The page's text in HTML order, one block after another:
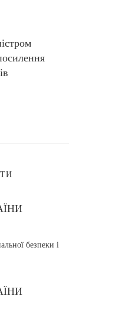
безпеки і